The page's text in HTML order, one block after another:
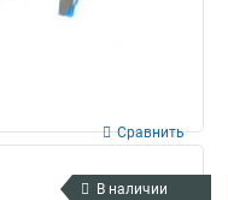
Сравнить
В наличии